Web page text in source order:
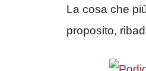
La cosa che
proposito,